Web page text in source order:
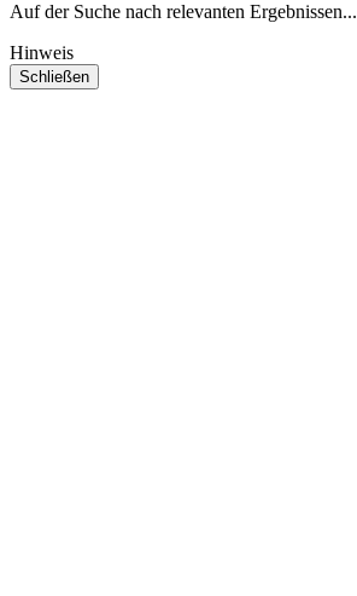
Auf der Suche nach relevanten Ergebnissen...
Hinweis
Schließen